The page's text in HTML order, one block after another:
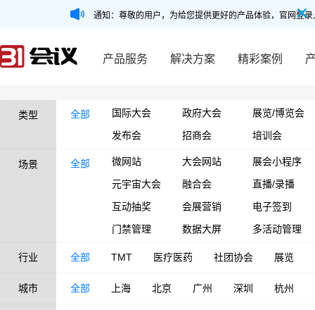
通知：尊敬的用户，为给您提供更好的产品体验，官网登
产品服务 解决方案 精彩案例
类型 全部 国际大会 政府大会
展览/博览会
发布会
招商会 培训会
场景 全部 微网站 大会网站
展会小程序
元宇宙大会
融合会
直播/录播
互动抽奖
会展营销
电子签到
门禁管理
数据大屏 多活动管理
行业 全部 TMT 医疗医药 社团协会 展览
城市 全部 上海 北京 广州 深圳 杭州